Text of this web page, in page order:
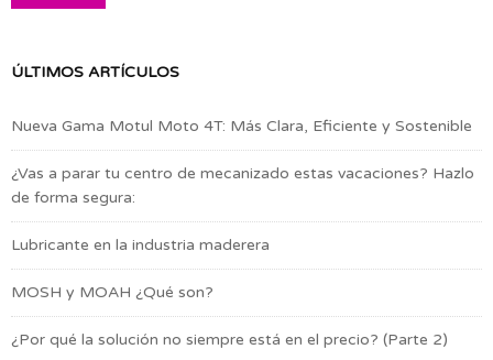
ÚLTIMOS ARTÍCULOS
Nueva Gama Motul Moto 4T: Más Clara, Eficiente y Sostenible
¿Vas a parar tu centro de mecanizado estas vacaciones? Hazlo
de forma segura:
Lubricante en la industria maderera
MOSH y MOAH ¿Qué son?
¿Por qué la solución no siempre está en el precio? (Parte 2)